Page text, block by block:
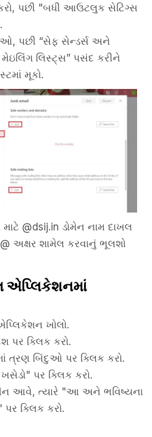
પછી "બધી આઉટલુક સેટિંગ્સ
પછી “સેફ સેન્ડર્સ અને
લિસ્ટ્સ” પસંદ કરીને
મૂકો.
@dsij.in ડોમેન નામ દાખલ
@ અક્ષર શામેલ કરવાનું ભૂલશો
ખોલો.
ક્લિક કરો.
ત્રણ બિંદુઓ પર ક્લિક કરો.
પર ક્લિક કરો.
આવે, ત્યારે "આ અને ભવિષ્યના
ક્લિક કરો.